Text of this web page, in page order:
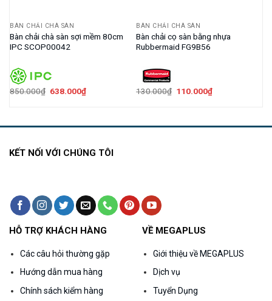
BÀN CHẢI CHÀ SÀN
Bàn chải chà sàn sợi mềm 80cm
IPC SCOP00042
850.000₫ Giá
638.000₫Giá
BÀN CHẢI CHÀ SÀN
Bàn chải cọ sàn bằng nhựa
Rubbermaid FG9B56
130.000₫ Giá
110.000₫Giá
KẾT NỐI VỚI CHÚNG TÔI
HỖ TRỢ KHÁCH HÀNG
Các câu hỏi thường gặp
Hướng dẫn mua hàng
Chính sách kiểm hàng
VỀ MEGAPLUS
Giới thiệu về MEGAPLUS
Dịch vụ
Tuyển Dụng